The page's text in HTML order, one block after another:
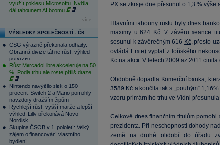
využít poklesu Microsoftu. Nvidia
dál tahounem AI boomu
více...
VÝSLEDKY SPOLEČNOSTÍ - ČR
CSG výrazně překonala odhady.
Obranná divize táhne růst, výhled
potvrzen
Růst MercadoLibre akceleruje na 50
%. Podle trhu ale roste příliš draze
Nintendo navýšilo zisk o 150
procent. Switch 2 a Mario pomohly
navzdory dražším čipům
Rychlejší růst, vyšší marže a lepší
výhled. Lilly překonává Novo
Nordisk
Skupina ČSOB v 1. pololetí: Velký
zájem o financování vlastního
bydlení
PX se zkraje dne přesunul o 1,3 % výše
Hlavními tahouny růstu byly dnes
maximy u 624 Kč. V závěru seance
sesunul k závěrečným 616 Kč, přesto
ovládá Erste) vyplatí z loňského
Kč na akcii. V letech 2009 až 2011
Obdobně dopadla Komerční banka,
3589 Kč a končila tak s „pouhým“
vzoru primárního trhu ve Vídni přesunula
Celkově dnes finančním titulům
prezidenta. Při neschopnosti dohody
země na druhé období do úřadu